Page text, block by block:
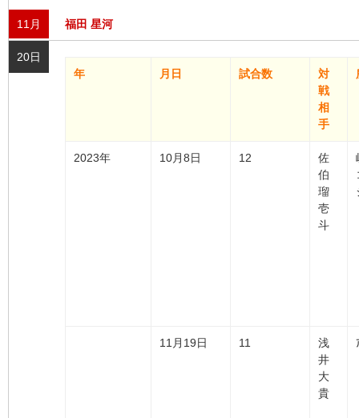
11月 福田 星河
20日
年
月日 試合数
対
戦
相
手
2023年 10月8日 12
佐
伯
瑠
壱
斗
11月19日 11
浅
井
大
貴